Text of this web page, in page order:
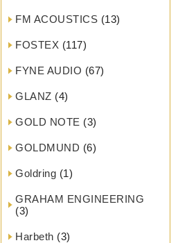
FM ACOUSTICS (13)
FOSTEX (117)
FYNE AUDIO (67)
GLANZ (4)
GOLD NOTE (3)
GOLDMUND (6)
Goldring (1)
GRAHAM ENGINEERING
(3)
Harbeth (3)